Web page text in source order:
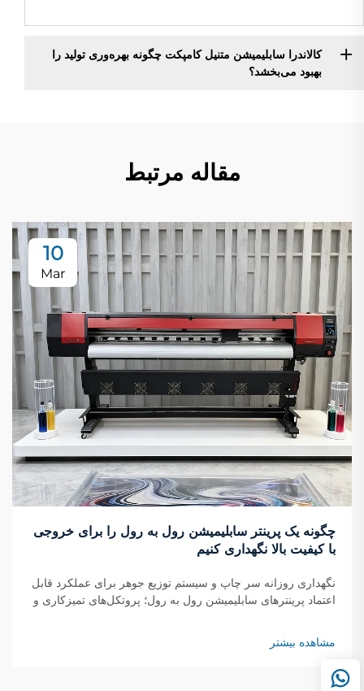
کالاندرا سابلیمیشن متنیل کامپکت چگونه بهره‌وری تولید را
بهبود می‌بخشد؟
مقاله مرتبط
10
Mar
چگونه یک پرینتر سابلیمیشن رول به رول را برای خروجی
با کیفیت بالا نگهداری کنیم
نگهداری روزانه سر چاپ و سیستم توزیع جوهر برای عملکرد قابل
اعتماد پرینترهای سابلیمیشن رول به رول؛ پروتکل‌های تمیزکاری و
پاک‌کننده؛ آغاز هر صبح با یک بررسی سریع از آن...
مشاهده بیشتر